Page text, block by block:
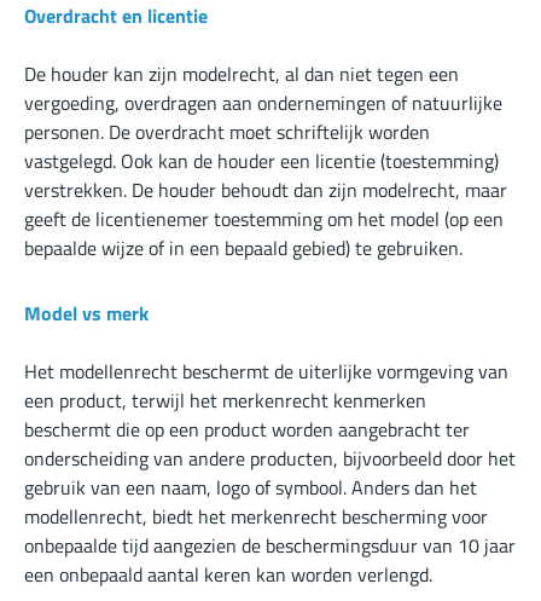
Overdracht en licentie
De houder kan zijn modelrecht, al dan niet tegen een
vergoeding, overdragen aan ondernemingen of natuurlijke
personen. De overdracht moet schriftelijk worden
vastgelegd. Ook kan de houder een licentie (toestemming)
verstrekken. De houder behoudt dan zijn modelrecht, maar
geeft de licentienemer toestemming om het model (op een
bepaalde wijze of in een bepaald gebied) te gebruiken.
Model vs merk
Het modellenrecht beschermt de uiterlijke vormgeving van
een product, terwijl het merkenrecht kenmerken
beschermt die op een product worden aangebracht ter
onderscheiding van andere producten, bijvoorbeeld door het
gebruik van een naam, logo of symbool. Anders dan het
modellenrecht, biedt het merkenrecht bescherming voor
onbepaalde tijd aangezien de beschermingsduur van 10 jaar
een onbepaald aantal keren kan worden verlengd.